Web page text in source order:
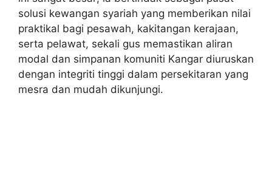
solusi kewangan syariah yang memberikan nilai
praktikal bagi pesawah, kakitangan kerajaan,
serta pelawat, sekali gus memastikan aliran
modal dan simpanan komuniti Kangar diuruskan
dengan integriti tinggi dalam persekitaran yang
mesra dan mudah dikunjungi.